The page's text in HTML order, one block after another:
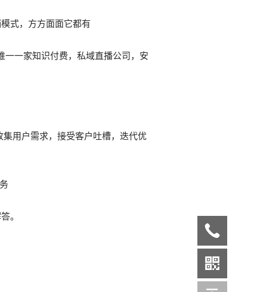
式，方方面面它都有
一家知识付费，私域直播公司，安
用户需求，接受客户吐槽，迭代优
。